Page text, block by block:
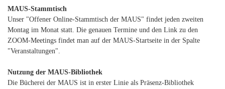
MAUS-Stammtisch
Unser "Offener Online-Stammtisch der MAUS" findet jeden zweiten
Montag im Monat statt. Die genauen Termine und den Link zu den
ZOOM-Meetings findet man auf der MAUS-Startseite in der Spalte
"Veranstaltungen".
Nutzung der MAUS-Bibliothek
Die Bücherei der MAUS ist in erster Linie als Präsenz-Bibliothek